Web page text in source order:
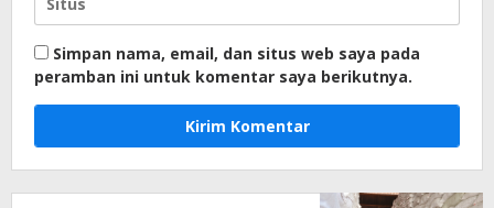
Simpan nama, email, dan situs web saya pada
peramban ini untuk komentar saya berikutnya.